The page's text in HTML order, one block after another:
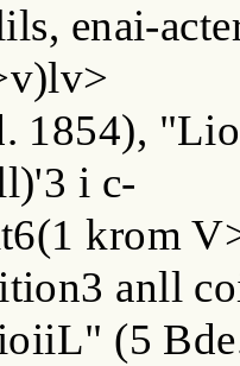
enai-
1854),
i c-
krom
anll
(5